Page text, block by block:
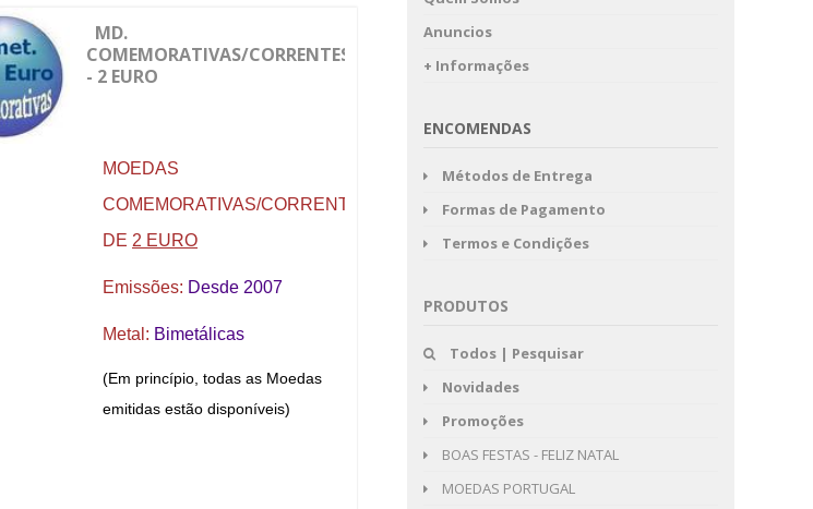
MD.
COMEMORATIVAS/CORRENTES
- 2 EURO
MOEDAS
COMEMORATIVAS/CORRENTES
DE 2 EURO
Emissões: Desde 2007
Metal: Bimetálicas
(Em princípio, todas as Moedas
emitidas estão disponíveis)
Anuncios
+ Informações
ENCOMENDAS
Métodos de Entrega
Formas de Pagamento
Termos e Condições
PRODUTOS
Todos | Pesquisar
Novidades
Promoções
BOAS FESTAS - FELIZ NATAL
MOEDAS PORTUGAL